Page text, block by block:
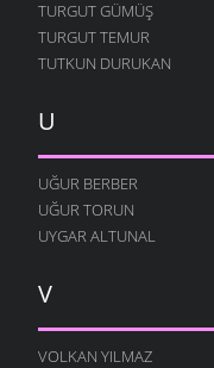
TURGUT GÜMÜŞ
TURGUT TEMUR
TUTKUN DURUKAN
U
UĞUR BERBER
UĞUR TORUN
UYGAR ALTUNAL
V
VOLKAN YILMAZ